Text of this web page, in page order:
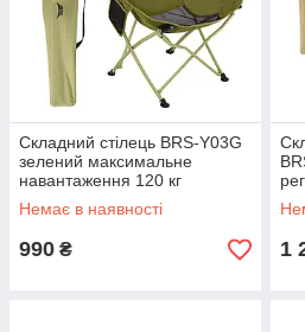
Складний стілець BRS-Y03G
зелений максимальне
навантаження 120 кг
матеріал каркасу сталь
Немає в наявності
990 ₴ 1